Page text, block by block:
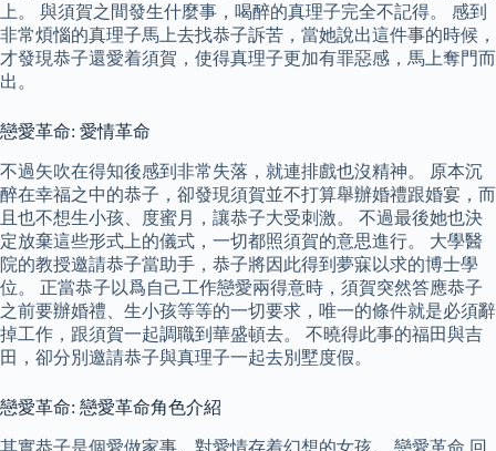
上。 與須賀之間發生什麼事，喝醉的真理子完全不記得。 感到
非常煩惱的真理子馬上去找恭子訴苦，當她說出這件事的時候，
才發現恭子還愛着須賀，使得真理子更加有罪惡感，馬上奪門而
出。
戀愛革命: 愛情革命
不過矢吹在得知後感到非常失落，就連排戲也沒精神。 原本沉
醉在幸福之中的恭子，卻發現須賀並不打算舉辦婚禮跟婚宴，而
且也不想生小孩、度蜜月，讓恭子大受刺激。 不過最後她也決
定放棄這些形式上的儀式，一切都照須賀的意思進行。 大學醫
院的教授邀請恭子當助手，恭子將因此得到夢寐以求的博士學
位。 正當恭子以爲自己工作戀愛兩得意時，須賀突然答應恭子
之前要辦婚禮、生小孩等等的一切要求，唯一的條件就是必須辭
掉工作，跟須賀一起調職到華盛頓去。 不曉得此事的福田與吉
田，卻分別邀請恭子與真理子一起去別墅度假。
戀愛革命: 戀愛革命角色介紹
其實恭子是個愛做家事、對愛情存着幻想的女孩。 戀愛革命 回